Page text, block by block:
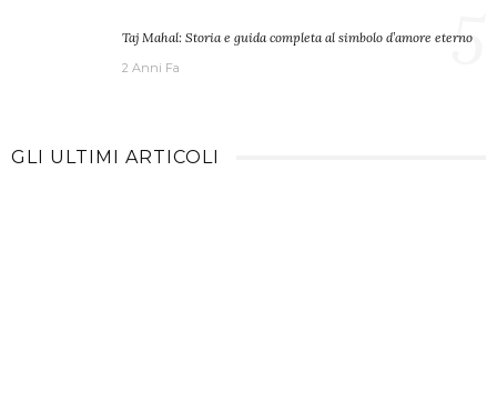
Taj Mahal: Storia e guida completa al simbolo d’amore eterno
2 Anni Fa 5
GLI ULTIMI ARTICOLI